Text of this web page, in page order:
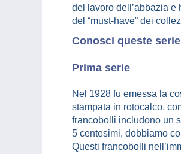
del lavoro dell’abbazia
del “must-have” dei
Conosci queste
Prima serie
Nel 1928 fu emessa la
stampata in rotocalco,
francobolli includono un
5 centesimi, dobbiamo
Questi francobolli